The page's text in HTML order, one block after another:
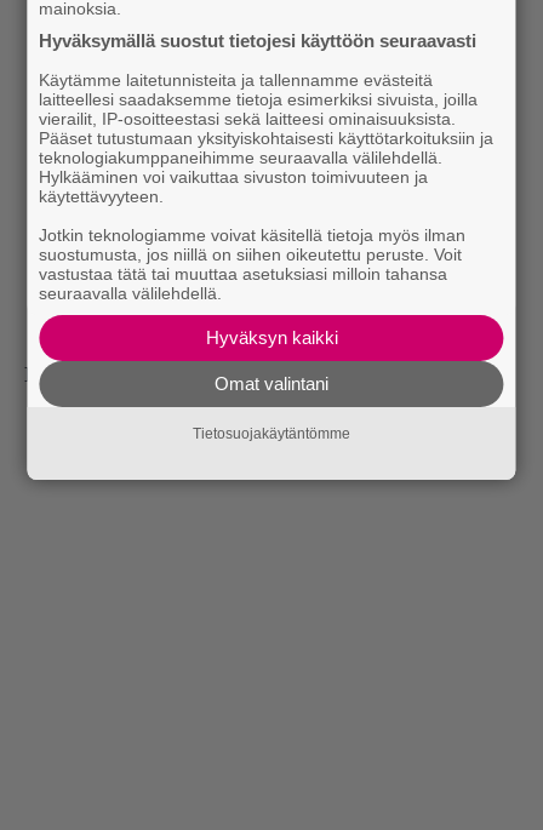
Lähde:
mainoksia.
Hyväksymällä suostut tietojesi käyttöön seuraavasti
Käytämme laitetunnisteita ja tallennamme evästeitä
laitteellesi saadaksemme tietoja esimerkiksi sivuista, joilla
vierailit, IP-osoitteestasi sekä laitteesi ominaisuuksista.
Pääset tutustumaan yksityiskohtaisesti käyttötarkoituksiin ja
teknologiakumppaneihimme seuraavalla välilehdellä.
Hylkääminen voi vaikuttaa sivuston toimivuuteen ja
käytettävyyteen.
Jotkin teknologiamme voivat käsitellä tietoja myös ilman
suostumusta, jos niillä on siihen oikeutettu peruste. Voit
vastustaa tätä tai muuttaa asetuksiasi milloin tahansa
seuraavalla välilehdellä.
Hyväksyn kaikki
Omat valintani
Tietosuojakäytäntömme